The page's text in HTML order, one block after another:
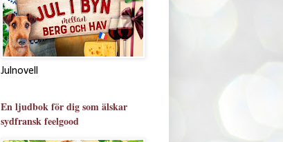
Julnovell
En ljudbok för dig som älskar
sydfransk feelgood